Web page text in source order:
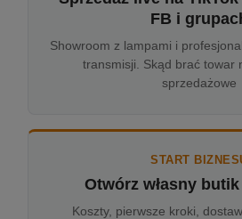
FB i
Showroom z lampami i
transmisji. Skąd brać towar
sprzedażowe
START
Otwórz własny
Koszty, pierwsze kroki,